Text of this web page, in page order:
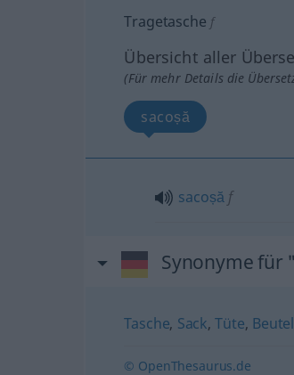
Tragetasche f
Übersicht aller
(Für mehr Details die
sacoșă
sacoșăf
Synonyme für
Tasche, Sack,Tüte, Beutel
© OpenThesaurus.de